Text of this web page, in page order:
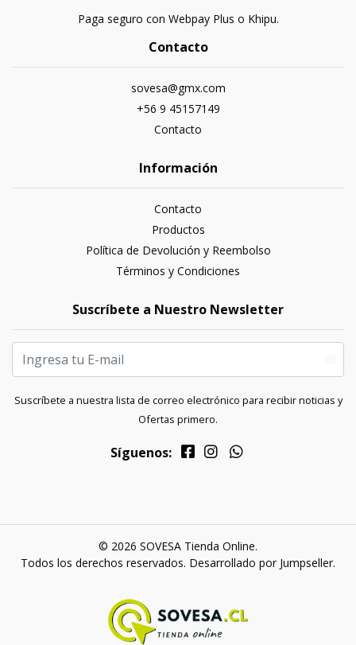
Paga seguro con Webpay Plus o Khipu.
Contacto
sovesa@gmx.com
+56 9 45157149
Contacto
Información
Contacto
Productos
Política de Devolución y Reembolso
Términos y Condiciones
Suscríbete a Nuestro Newsletter
Suscríbete a nuestra lista de correo electrónico para recibir noticias y
Ofertas primero.
Síguenos:
© 2026 SOVESA Tienda Online.
Todos los derechos reservados. Desarrollado por Jumpseller.